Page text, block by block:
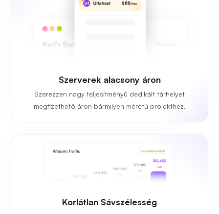
Szerverek alacsony áron
Szerezzen nagy teljesítményű dedikált tárhelyet
megfizethető áron bármilyen méretű projekthez.
Korlátlan Sávszélesség